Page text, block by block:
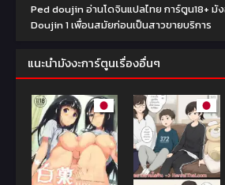
Ped doujin อ่านโดจินแปลไทย การ์ตูน18+ มัง
Doujin 1 เพื่อนสมัยก่อนเป็นสาวขายบริการ
แนะนำมังงะการ์ตูนเรื่องอื่นๆ